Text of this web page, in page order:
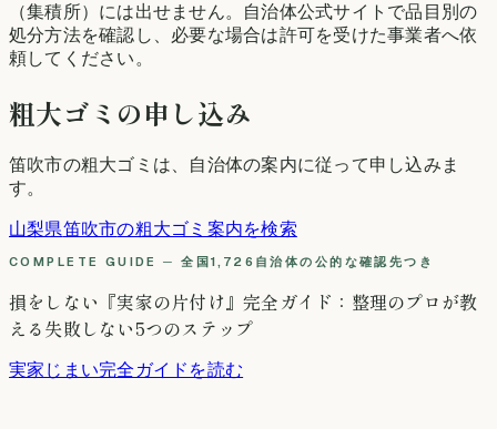
（集積所）には出せません。自治体公式サイトで品目別の
処分方法を確認し、必要な場合は許可を受けた事業者へ依
頼してください。
粗大ゴミの申し込み
笛吹市の粗大ゴミは、自治体の案内に従って申し込みま
す。
山梨県笛吹市の粗大ゴミ案内を検索
COMPLETE GUIDE ─ 全国1,726自治体の公的な確認先つき
損をしない『実家の片付け』完全ガイド：整理のプロが教
える失敗しない5つのステップ
実家じまい完全ガイドを読む